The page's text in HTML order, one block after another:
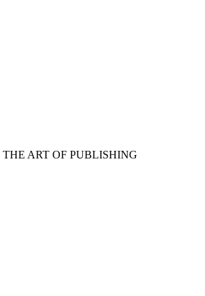
ART OF PUBLISHING